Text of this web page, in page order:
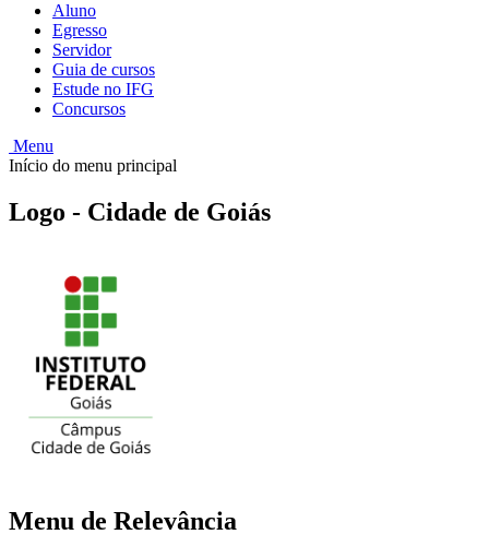
Aluno
Egresso
Servidor
Guia de cursos
Estude no IFG
Concursos
Menu
Início do menu principal
Logo - Cidade de Goiás
Menu de Relevância